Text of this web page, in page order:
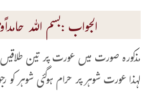
الجواب :بسم اللہ
مذکورہ صورت میں عورت پر تین
لہذا عورت شوہر پر حرام ہوگئی شوہر